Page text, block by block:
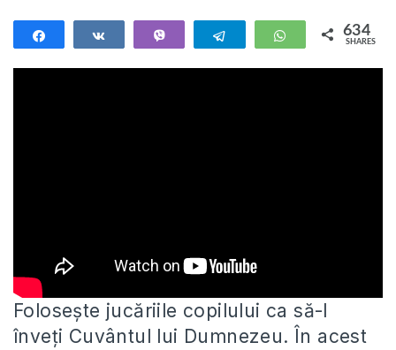
Telegram WhatsApp
634
SHARES
Folosește jucăriile copilului ca să-l
înveți Cuvântul lui Dumnezeu. În acest